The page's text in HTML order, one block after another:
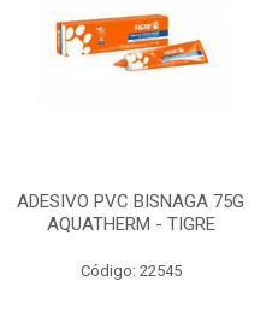
ADESIVO PVC BISNAGA 75G
AQUATHERM - TIGRE
Código: 22545